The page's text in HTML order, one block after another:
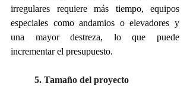
irregulares requiere más tiempo, equipos
especiales como andamios o elevadores y
una mayor destreza, lo que puede
incrementar el presupuesto.
5. Tamaño del proyecto